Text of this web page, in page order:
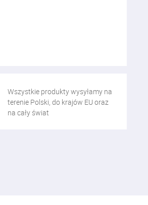
Wszystkie produkty wysyłamy na
terenie Polski, do krajów EU oraz
na cały świat